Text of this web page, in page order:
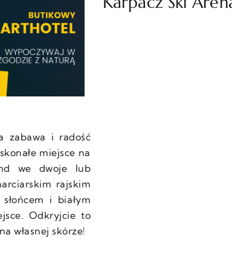
zabawa i radość
miejsce na
we dwoje lub
rajskim
i białym
Odkryjcie to
własnej skórze!